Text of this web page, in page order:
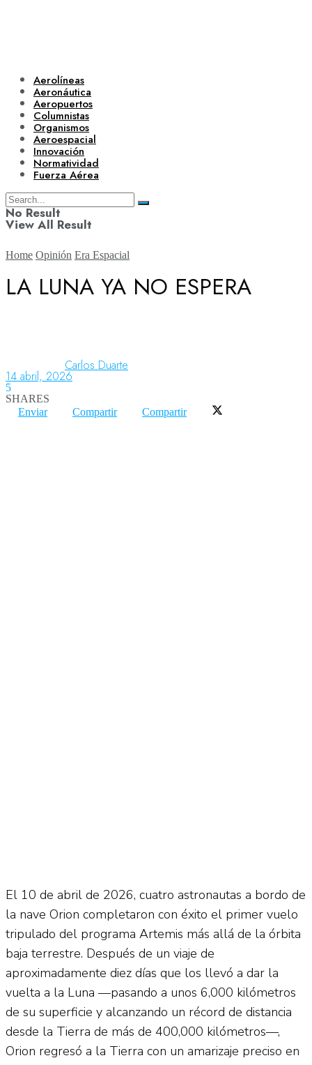
Aerolíneas
Aeronáutica
Aeropuertos
Columnistas
Organismos
Aeroespacial
Innovación
Normatividad
Fuerza Aérea
No Result
View All Result
Aeronáutica
Aeropuertos
Home Opinión Era Espacial
LA LUNA YA NO ESPERA
Carlos Duarte
14 abril, 2026
5
SHARES
Enviar
Compartir Compartir
El 10 de abril de 2026, cuatro astronautas a bordo de
la nave Orion completaron con éxito el primer vuelo
tripulado del programa Artemis más allá de la órbita
baja terrestre. Después de un viaje de
aproximadamente diez días que los llevó a dar la
vuelta a la Luna —pasando a unos 6,000 kilómetros
de su superficie y alcanzando un récord de distancia
desde la Tierra de más de 400,000 kilómetros—,
Orion regresó a la Tierra con un amarizaje preciso en